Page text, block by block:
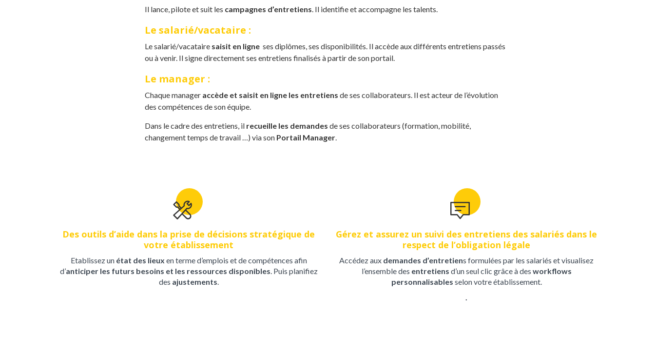
Il lance, pilote et suit les campagnes d’entretiens. Il identifie et accompagne les talents.
Le salarié/vacataire :
Le salarié/vacataire saisit en ligne ses diplômes, ses disponibilités. Il accède aux différents entretiens passés
ou à venir. Il signe directement ses entretiens finalisés à partir de son portail.
Le manager :
Chaque manager accède et saisit en ligne les entretiens de ses collaborateurs. Il est acteur de l’évolution
des compétences de son équipe.
Dans le cadre des entretiens, il recueille les demandes de ses collaborateurs (formation, mobilité,
changement temps de travail …) via son Portail Manager.
Des outils d’aide dans la prise de décisions stratégique de
votre établissement
Etablissez un état des lieux en terme d’emplois et de compétences afin
d’anticiper les futurs besoins et les ressources disponibles. Puis planifiez
des ajustements.
Gérez et assurez un suivi des entretiens des salariés dans le
respect de l’obligation légale
Accédez aux demandes d’entretiens formulées par les salariés et visualisez
l’ensemble des entretiens d’un seul clic grâce à des workflows
personnalisables selon votre établissement.
.